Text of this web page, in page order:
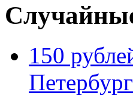
150